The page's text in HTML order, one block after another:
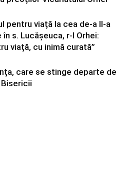
pentru viață la cea de-a II-a
în s. Lucășeuca, r-l Orhei:
viață, cu inimă curată”
care se stinge departe de